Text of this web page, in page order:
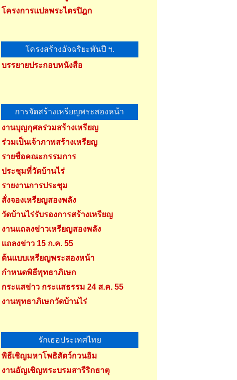
โครงการแปลพระไตรปิฎก
โครงสร้างอัจฉริยะพันปี ฯ.
บรรยายประกอบหนังสือ
การจัดสร้างเหรียญพระสองหน้า
งานบุญกุศลร่วมสร้างเหรียญ
ร่วมเป็นเจ้าภาพสร้างเหรียญ
รายชื่อคณะกรรมการ
ประชุมที่วัดบ้านไร่
รายงานการประชุม
สั่งจองเหรียญสองพลัง
วัดบ้านไร่รับรองการสร้างเหรียญ
งานแถลงข่าวเหรียญสองพลัง
แถลงข่าว 15 ก.ค. 55
ต้นแบบเหรียญพระสองหน้า
กำหนดพิธีพุทธาภิเษก
กระแสข่าว กระแสธรรม 24 ส.ค. 55
งานพุทธาภิเษกวัดบ้านไร่
รักเธอประเทศไทย
พิธีเชิญมหาโพธิสัตว์กวนอิม
งานอัญเชิญพระบรมสารีริกธาตุ